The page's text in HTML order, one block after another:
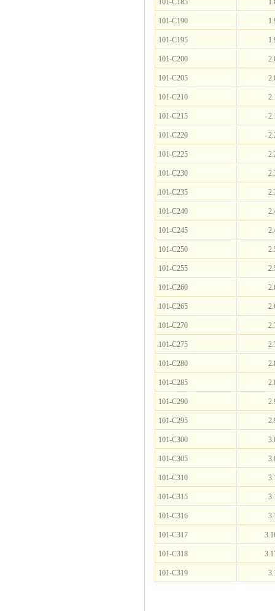
101-C185
101-C190
101-C195
101-C200
101-C205
101-C210
101-C215
101-C220
101-C225
101-C230
101-C235
101-C240
101-C245
101-C250
101-C255
101-C260
101-C265
101-C270
101-C275
101-C280
101-C285
101-C290
101-C295
101-C300
101-C305
101-C310
101-C315
101-C316
101-C317
101-C318
101-C319